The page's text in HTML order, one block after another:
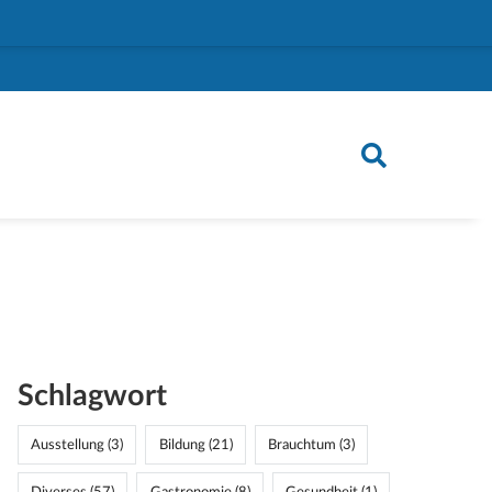
Schlagwort
Ausstellung (3) Bildung (21) Brauchtum (3)